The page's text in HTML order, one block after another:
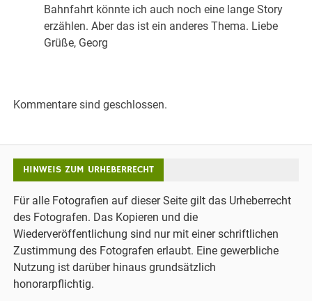
Bahnfahrt könnte ich auch noch eine lange Story
erzählen. Aber das ist ein anderes Thema. Liebe
Grüße, Georg
Kommentare sind geschlossen.
HINWEIS ZUM URHEBERRECHT
Für alle Fotografien auf dieser Seite gilt das Urheberrecht
des Fotografen. Das Kopieren und die
Wiederveröffentlichung sind nur mit einer schriftlichen
Zustimmung des Fotografen erlaubt. Eine gewerbliche
Nutzung ist darüber hinaus grundsätzlich
honorarpflichtig.